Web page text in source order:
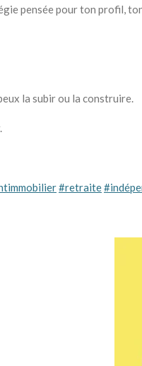
pensée pour ton profil,
la subir ou la construire.
#retraite